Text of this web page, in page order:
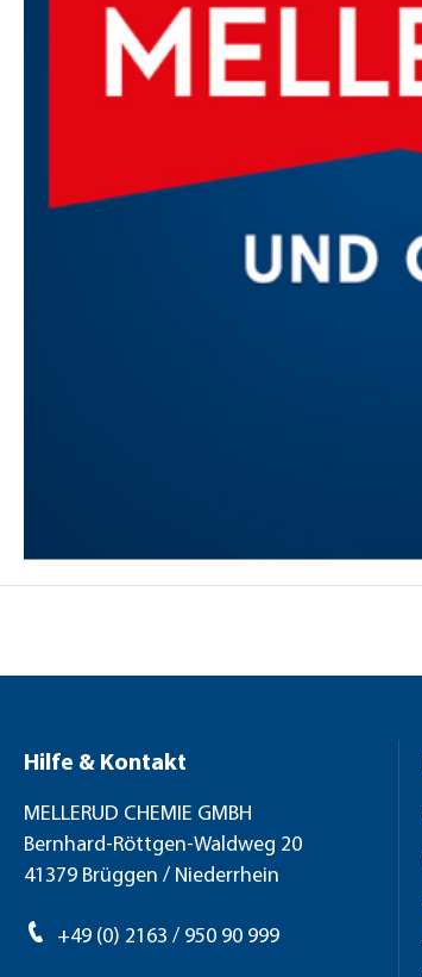
Hilfe & Kontakt
MELLERUD CHEMIE GMBH
Bernhard-Röttgen-Waldweg 20
41379 Brüggen / Niederrhein
+49 (0) 2163 / 950 90 999